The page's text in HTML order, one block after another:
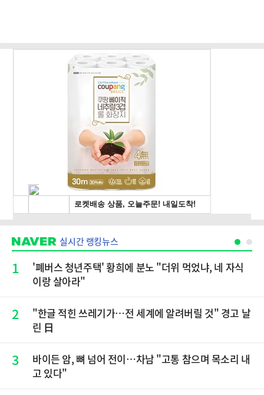
실시간 랭킹뉴스
1
'폐버스 청년주택' 황희에 분노 "더위 먹었냐, 네 자식
이랑 살아라"
2
"한글 적힌 쓰레기가…전 세계에 알려버릴 것" 경고 날
린 日
3
바이든 암, 뼈 넘어 전이…차남 "고통 참으며 목소리 내
고 있다"